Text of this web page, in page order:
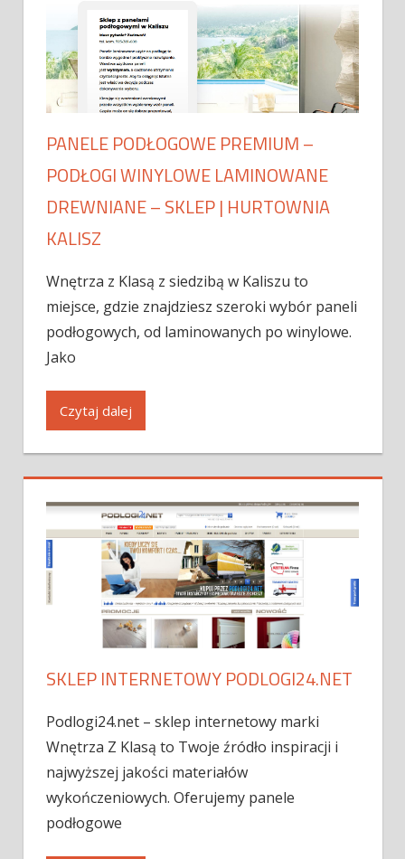
PANELE PODŁOGOWE PREMIUM –
PODŁOGI WINYLOWE LAMINOWANE
DREWNIANE – SKLEP | HURTOWNIA
KALISZ
Wnętrza z Klasą z siedzibą w Kaliszu to
miejsce, gdzie znajdziesz szeroki wybór paneli
podłogowych, od laminowanych po winylowe.
Jako
Czytaj dalej
SKLEP INTERNETOWY PODLOGI24.NET
Podlogi24.net – sklep internetowy marki
Wnętrza Z Klasą to Twoje źródło inspiracji i
najwyższej jakości materiałów
wykończeniowych. Oferujemy panele
podłogowe